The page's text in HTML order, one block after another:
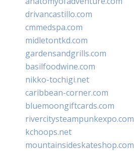
drivancastillo.com
cmmedspa.com
midletontkd.com
gardensandgrills.com
basilfoodwine.com
nikko-tochigi.net
caribbean-corner.com
bluemoongiftcards.com
rivercitysteampunkexpo.com
kchoops.net
mountainsideskateshop.com